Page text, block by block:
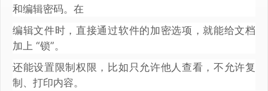
和编辑密码。在
编辑文件时，直接通过软件的加密选项，就能给文档
加上 “锁”。
还能设置限制权限，比如只允许他人查看，不允许复
制、打印内容。